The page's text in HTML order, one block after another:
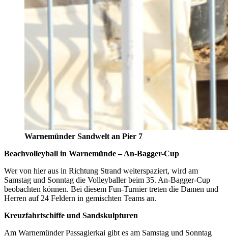
Warnemünder Sandwelt an Pier 7
Beachvolleyball in Warnemünde – An-Bagger-Cup
Wer von hier aus in Richtung Strand weiterspaziert, wird am
Samstag und Sonntag die Volleyballer beim 35. An-Bagger-Cup
beobachten können. Bei diesem Fun-Turnier treten die Damen und
Herren auf 24 Feldern in gemischten Teams an.
Kreuzfahrtschiffe und Sandskulpturen
Am Warnemünder Passagierkai gibt es am Samstag und Sonntag